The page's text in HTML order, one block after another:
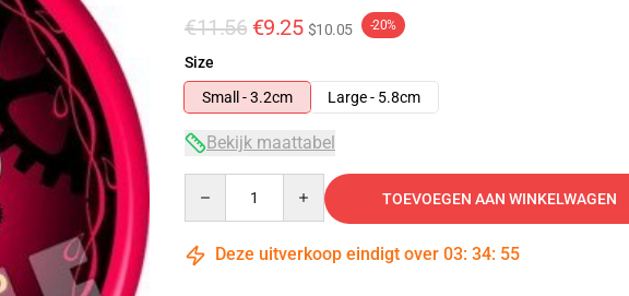
€11.56 €9.25 $10.05 -20%
Size
Small - 3.2cm
Large - 5.8cm
Bekijk maattabel
TOEVOEGEN AAN WINKELWAGEN
Deze uitverkoop eindigt over 03: 34: 54